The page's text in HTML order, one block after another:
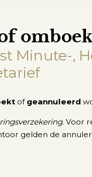
Minute-,
ofgeannuleerd
Voor
gelden de